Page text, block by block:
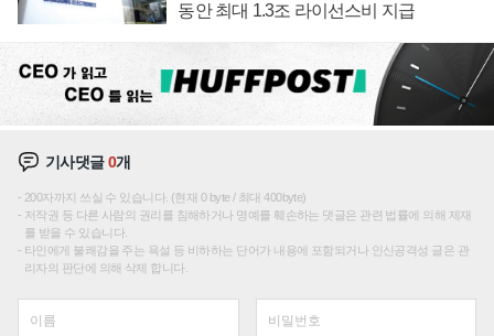
동안 최대 1.3조 라이선스비 지급
기사댓글0개
200자까지 쓰실 수 있습니다. (현재 0 byte / 최대 400byte)
저작권 등 다른 사람의 권리를 침해하거나 명예를 훼손하는 댓글은 관련 법률에 의해 제재
를 받을 수 있습니다.
타인에게 불쾌감을 주는 욕설 등 비하하는 단어가 내용에 포함되거나 인신공격성 글은 관
리자의 판단에 의해 삭제 합니다.